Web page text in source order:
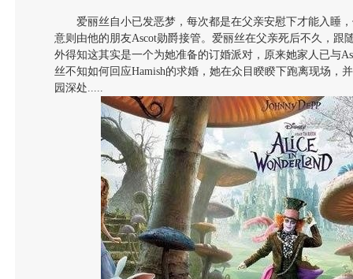
爱丽丝自小已发恶梦，每次都是在父亲安慰下才能入睡
意则由他的朋友Ascot勋爵接管。爱丽丝在父亲死后不久，跟
外得知这其实是一个为她准备的订婚派对，原来她家人已与
丝不知如何回应Hamish的求婚，她在众目睽睽下跑离现场，
园深处.....